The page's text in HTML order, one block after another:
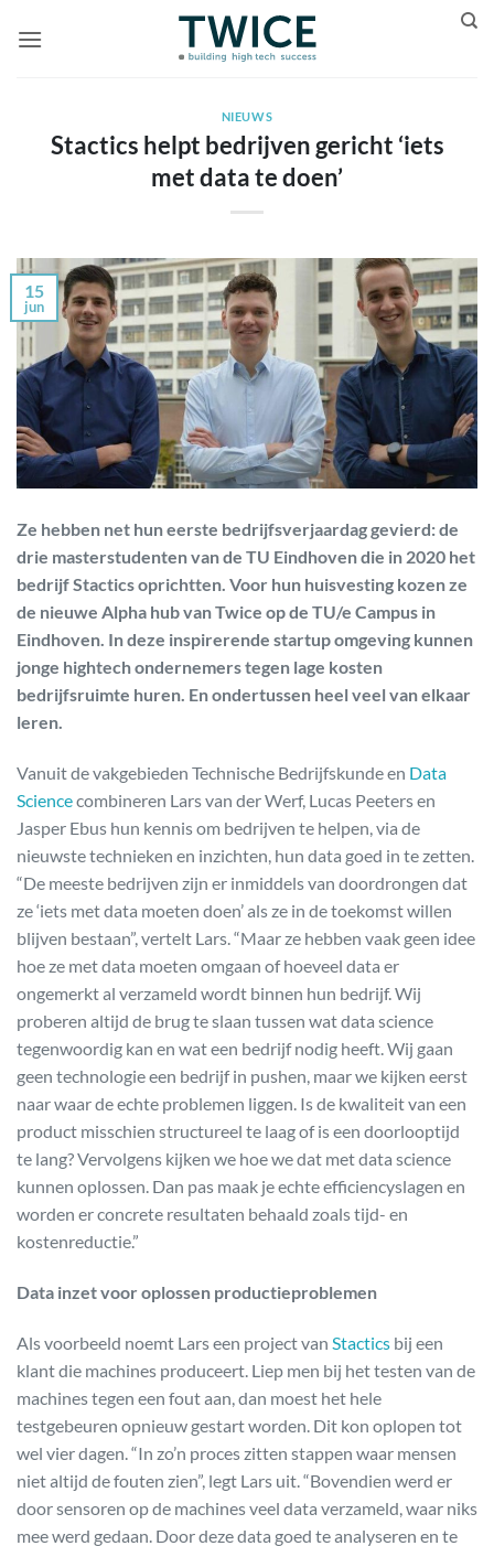
naar
NIEUWS
Stactics helpt bedrijven gericht ‘iets
met data te doen’
15
jun
Ze hebben net hun eerste bedrijfsverjaardag gevierd: de
drie masterstudenten van de TU Eindhoven die in 2020 het
bedrijf Stactics oprichtten. Voor hun huisvesting kozen ze
de nieuwe Alpha hub van Twice op de TU/e Campus in
Eindhoven. In deze inspirerende startup omgeving kunnen
jonge hightech ondernemers tegen lage kosten
bedrijfsruimte huren. En ondertussen heel veel van elkaar
leren.
Vanuit de vakgebieden Technische Bedrijfskunde en Data
Sciencecombineren Lars van der Werf, Lucas Peeters en
Jasper Ebus hun kennis om bedrijven te helpen, via de
nieuwste technieken en inzichten, hun data goed in te zetten.
“De meeste bedrijven zijn er inmiddels van doordrongen dat
ze ‘iets met data moeten doen’ als ze in de toekomst willen
blijven bestaan”, vertelt Lars. “Maar ze hebben vaak geen idee
hoe ze met data moeten omgaan of hoeveel data er
ongemerkt al verzameld wordt binnen hun bedrijf. Wij
proberen altijd de brug te slaan tussen wat data science
tegenwoordig kan en wat een bedrijf nodig heeft. Wij gaan
geen technologie een bedrijf in pushen, maar we kijken eerst
naar waar de echte problemen liggen. Is de kwaliteit van een
product misschien structureel te laag of is een doorlooptijd
te lang? Vervolgens kijken we hoe we dat met data science
kunnen oplossen. Dan pas maak je echte efficiencyslagen en
worden er concrete resultaten behaald zoals tijd- en
kostenreductie.”
Data inzet voor oplossen productieproblemen
Als voorbeeld noemt Lars een project van Stactics bij een
klant die machines produceert. Liep men bij het testen van de
machines tegen een fout aan, dan moest het hele
testgebeuren opnieuw gestart worden. Dit kon oplopen tot
wel vier dagen. “In zo’n proces zitten stappen waar mensen
niet altijd de fouten zien”, legt Lars uit. “Bovendien werd er
door sensoren op de machines veel data verzameld, waar niks
mee werd gedaan. Door deze data goed te analyseren en te